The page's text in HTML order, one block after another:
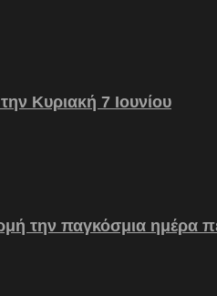
Κυριακή 7 Ιουνίου
την παγκόσμια ημέρα